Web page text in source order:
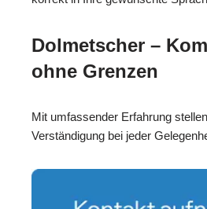
Dolmetscher –
ohne Grenzen
Mit umfassender Erfahrung
Verständigung bei jeder